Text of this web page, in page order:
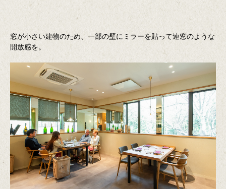
窓が小さい建物のため、一部の壁にミラーを貼って連窓のような
開放感を。